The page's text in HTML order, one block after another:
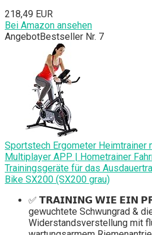
218,49 EUR
Bei Amazon ansehen
AngebotBestseller Nr. 7
Sportstech Ergometer Heimtrainer
Multiplayer APP | Hometrainer
Trainingsgeräte für das
Bike SX200 (SX200 grau)
✅ 𝗧𝗥𝗔𝗜𝗡𝗜𝗡𝗚 𝗪𝗜𝗘 𝗘𝗜𝗡
gewuchtete Schwungrad &
Widerstandsverstellung mit